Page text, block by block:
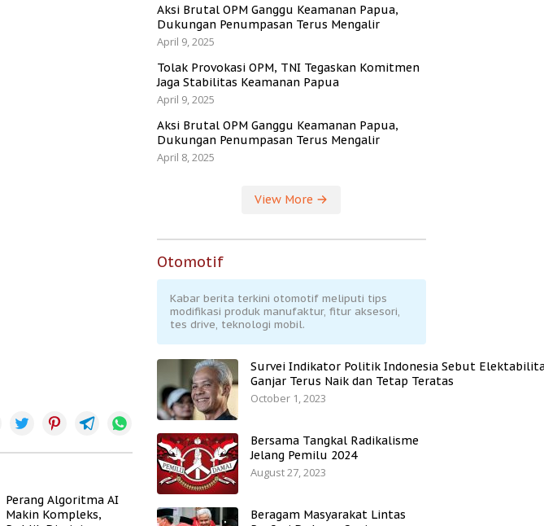
Perang Algoritma AI
Makin Kompleks,
Aksi Brutal OPM Ganggu Keamanan Papua,
Dukungan Penumpasan Terus Mengalir
April 9, 2025
Tolak Provokasi OPM, TNI Tegaskan Komitmen
Jaga Stabilitas Keamanan Papua
April 9, 2025
Aksi Brutal OPM Ganggu Keamanan Papua,
Dukungan Penumpasan Terus Mengalir
April 8, 2025
View More
Otomotif
Kabar berita terkini otomotif meliputi tips
modifikasi produk manufaktur, fitur aksesori,
tes drive, teknologi mobil.
Survei Indikator Politik Indonesia Sebut
Ganjar Terus Naik dan Tetap Teratas
October 1, 2023
Bersama Tangkal Radikalisme
Jelang Pemilu 2024
August 27, 2023
Beragam Masyarakat Lintas